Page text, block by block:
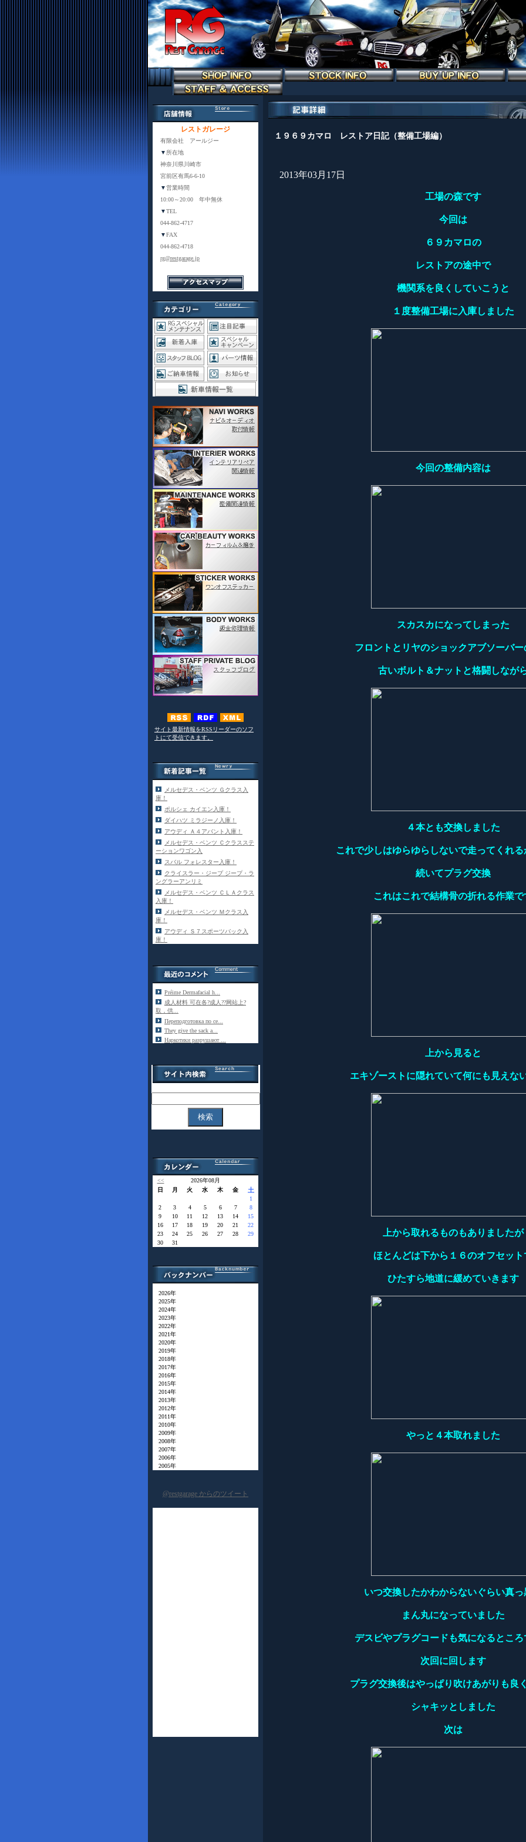
レストガレージ
有限会社 アールジー
▼ 所在地
神奈川県川崎市
宮前区有馬6-6-10
▼営業時間
10:00～20:00 年中無休
▼TEL
044-862-4717
▼FAX
044-862-4718
rg@restgarage.jp
サイト最新情報をRSSリーダーのソフ
トにて受信できます。
メルセデス・ベンツ Ｇクラス入
庫！
ポルシェ カイエン入庫！
ダイハツ ミラジーノ入庫！
アウディ Ａ４アバント入庫！
メルセデス・ベンツ Ｃクラスステ
ーションワゴン入
スバル フォレスター入庫！
クライスラー・ジープ ジープ・ラ
ングラーアンリミ
メルセデス・ベンツ ＣＬＡクラス
入庫！
メルセデス・ベンツ Ｍクラス入
庫！
アウディ Ｓ７スポーツバック入
庫！
Préime Dermafacial h...
成人材料 可在各?成人??网站上?
取，供...
Переподготовка по се...
They give the sack a...
Наркотики разрушают ...
<<
2026年08月
日
月 火 水 木 金 土
1
2
3 4 5 6 7
8
9
10 11 12 13 14
15
16
17 18 19 20 21
22
23
24 25 26 27 28
29
30
31
2026年
2025年
2024年
2023年
2022年
2021年
2020年
2019年
2018年
2017年
2016年
2015年
2014年
2013年
2012年
2011年
2010年
2009年
2008年
2007年
2006年
2005年
@restgarage からのツイート
１９６９カマロ レストア日記（整備工場編）
2013年03月17日
工場の森です
今回は
６９カマロの
レストアの途中で
機関系を良くしていこうと
１度整備工場に入庫しました
今回の整備内容は
スカスカになってしまった
フロントとリヤのショックアブソーバー
古いボルト＆ナットと格闘しなが
４本とも交換しました
これで少しはゆらゆらしないで走ってくれる
続いてプラグ交換
これはこれで結構骨の折れる作業で
上から見ると
エキゾーストに隠れていて何にも見えな
上から取れるものもありましたが
ほとんどは下から１６のオフセット
ひたすら地道に緩めていきます
やっと４本取れました
いつ交換したかわからないぐらい真っ
まん丸になっていました
デスビやプラグコードも気になるところ
次回に回します
プラグ交換後はやっぱり吹けあがりも良
シャキッとしました
次は